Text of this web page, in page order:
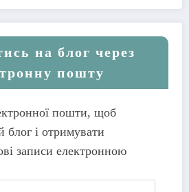
на блог через
пошту
пошти, щоб
блог і отримувати
записи електронною